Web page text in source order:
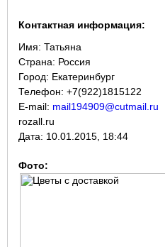
Контактная информация:
Имя: Татьяна
Страна: Россия
Город: Екатеринбург
Телефон: +7(922)1815122
E-mail: mail194909@cutmail.ru
rozall.ru
Дата: 10.01.2015, 18:44
Фото: